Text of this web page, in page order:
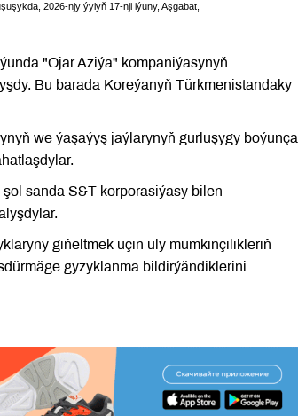
2026-njy ýylyň 17-nji iýuny, Aşgabat,
"Ojar Aziýa" kompaniýasynyň
Bu barada Koreýanyň Türkmenistandaky
we ýaşaýyş jaýlarynyň gurluşygy boýunça
sanda S&T korporasiýasy bilen
giňeltmek üçin uly mümkinçilikleriň
gyzyklanma bildirýändiklerini